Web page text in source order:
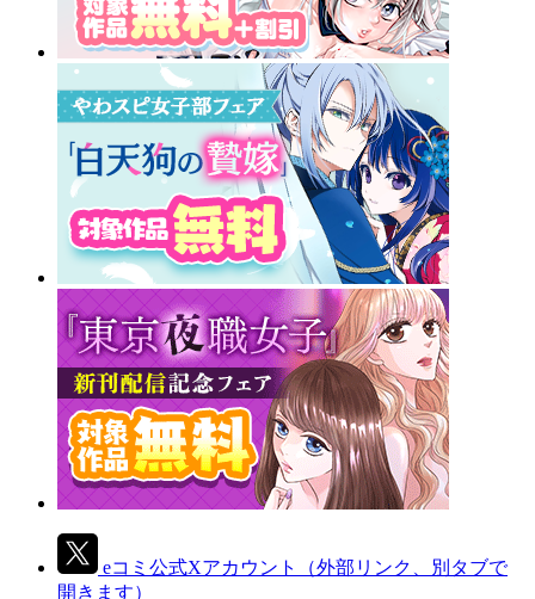
eコミ公式Xアカウント
（外部リンク、別タブで
開きます）